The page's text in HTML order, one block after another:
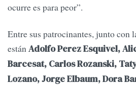
ocurre es para peor”.
Entre sus patrocinantes, junto con
estánAdolfo Perez Esquivel,
Barcesat, Carlos Rozanski,
Lozano, Jorge Elbaum, Dora